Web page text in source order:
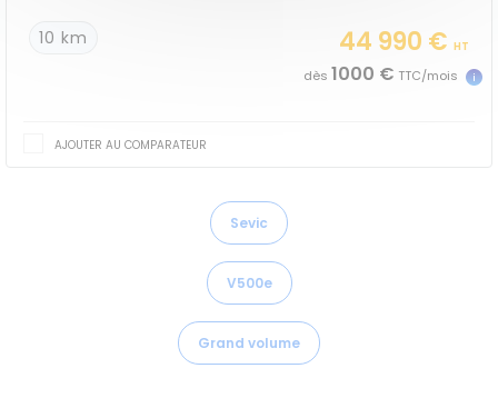
10 km 44 990 € HT
dès 1000 € TTC/mois
AJOUTER AU COMPARATEUR
Sevic
V500e
Grand volume